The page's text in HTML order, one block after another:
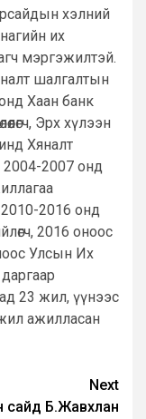
хэлний
их
мэргэжилтэй.
шалгалтын
Хаан банк
Эрх хүлээн
Хяналт
2004-2007 онд
2010-2016 онд
2016 оноос
Улсын Их
23 жил, үүнээс
ажилласан
Next
сайд Б.Жавхлан